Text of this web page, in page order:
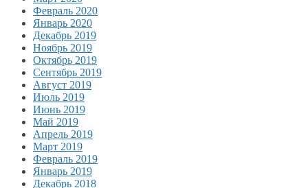
Февраль 2020
Январь 2020
Декабрь 2019
Ноябрь 2019
Октябрь 2019
Сентябрь 2019
Август 2019
Июль 2019
Июнь 2019
Май 2019
Апрель 2019
Март 2019
Февраль 2019
Январь 2019
Декабрь 2018